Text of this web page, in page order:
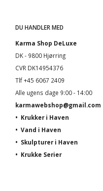
DU HANDLER MED
Karma Shop DeLuxe
DK - 9800 Hjørring
CVR DK14954376
Tlf +45 6067 2409
Alle ugens dage 9:00 - 14:00
karmawebshop@gmail.com
• Krukker i Haven
• Vand i Haven
• Skulpturer i Haven
• Krukke Serier